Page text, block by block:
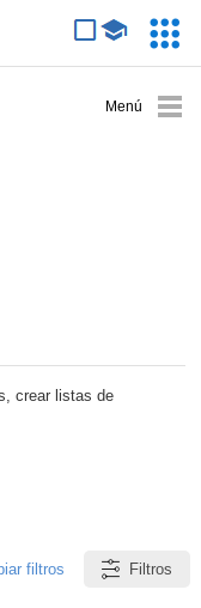
crear listas de
filtros Filtros